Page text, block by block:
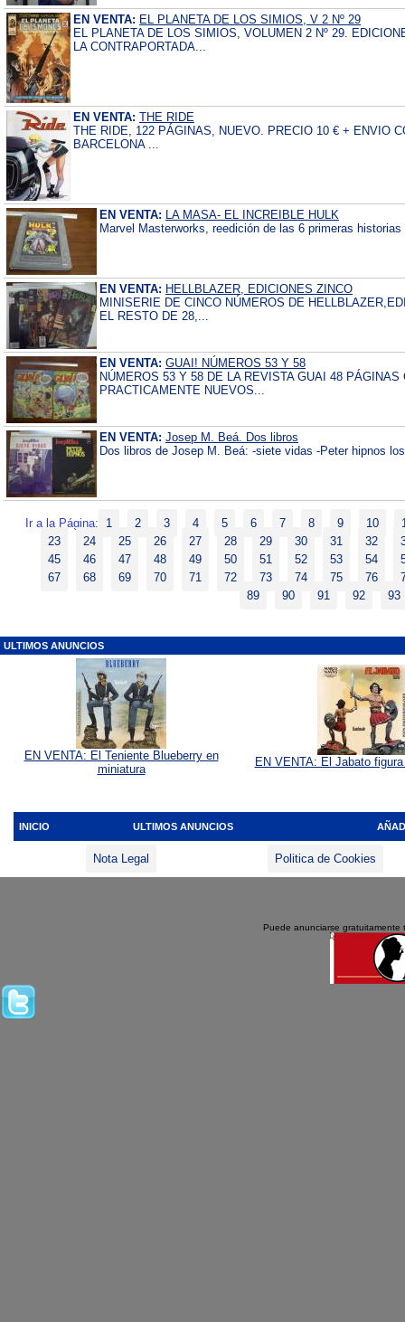
EN VENTA: EL PLANETA DE LOS SIMIOS, V 2 Nº 29
EL PLANETA DE LOS SIMIOS, VOLUMEN 2 Nº 29.
LA CONTRAPORTADA...
EN VENTA: THE RIDE
THE RIDE, 122 PÁGINAS, NUEVO. PRECIO 10 € + ENVIO
BARCELONA ...
EN VENTA: LA MASA- EL INCREIBLE HULK
Marvel Masterworks, reedición de las 6 primeras
EN VENTA: HELLBLAZER, EDICIONES ZINCO
MINISERIE DE CINCO NÚMEROS DE
EL RESTO DE 28,...
EN VENTA: GUAI! NÚMEROS 53 Y 58
NÚMEROS 53 Y 58 DE LA REVISTA GUAI 48
PRACTICAMENTE NUEVOS...
EN VENTA: Josep M. Beá. Dos libros
Dos libros de Josep M. Beá: -siete vidas -Peter hipnos
Ir a la Página: 1 2 3 4 5 6 7 8 9 10
23
24 25 26 27 28 29 30 31 32
45
46 47 48 49 50 51 52 53 54
67
68 69 70 71 72 73 74 75 76
89
90 91 92 93
ULTIMOS ANUNCIOS
EN VENTA: El Teniente Blueberry en
miniatura
EN VENTA: El Jabato
INICIO ULTIMOS ANUNCIOS
Nota Legal Politica de Cookies
Puede anunciarse